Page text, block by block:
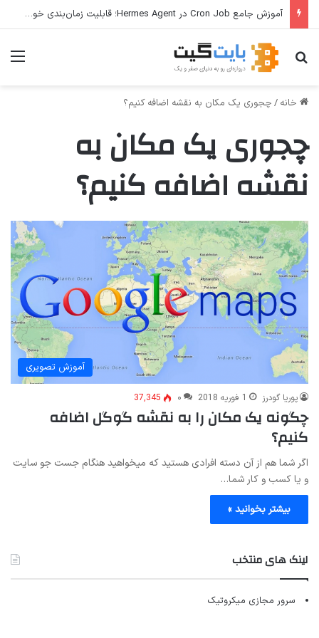
آموزش جامع Cron Job در Hermes Agent؛ قابلیت زمان‌بندی خودکار وظایف
جستجو برای
خانه / چجوری یک مکان به نقشه اضافه کنیم؟
چجوری یک مکان به
نقشه اضافه کنیم؟
آموزش تصویری
پوریا گودرز 1 فوریه 2018 ۰ 37,345
چگونه یک مکان را به نقشه گوگل اضافه
کنیم؟
اگر شما هم از آن دسته افرادی هستید که میخواهید هنگام جست جو سایت
و یا کسب و کار شما…
بیشتر بخوانید »
لینک های منتخب
سرور مجازی میکروتیک